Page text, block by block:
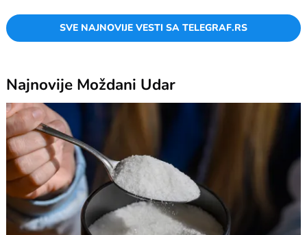
SVE NAJNOVIJE VESTI SA TELEGRAF.RS
Najnovije Moždani Udar